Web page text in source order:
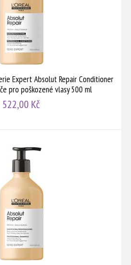
Expert Absolut Repair Conditioner
pro poškozené vlasy 500 ml
522,00 Kč